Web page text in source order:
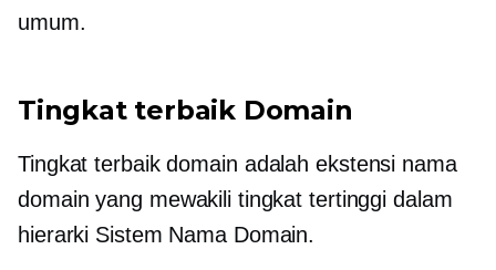
umum.
Tingkat terbaik Domain
Tingkat terbaikdomain adalah ekstensi nama
domain yang mewakili tingkat tertinggi dalam
hierarki Sistem Nama Domain.